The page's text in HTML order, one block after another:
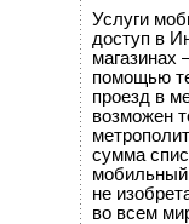
Услуги
доступ в
магазинах
помощью
проезд в
возможен
сумма
не
во всем